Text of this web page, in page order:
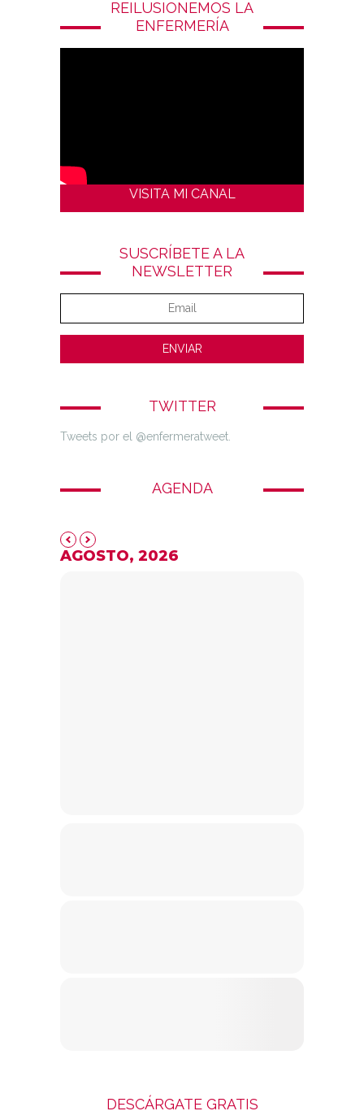
REILUSIONEMOS LA
ENFERMERÍA
VISITA MI CANAL
SUSCRÍBETE A LA
NEWSLETTER
TWITTER
Tweets por el @enfermeratweet.
AGENDA
AGOSTO, 2026
DESCÁRGATE GRATIS